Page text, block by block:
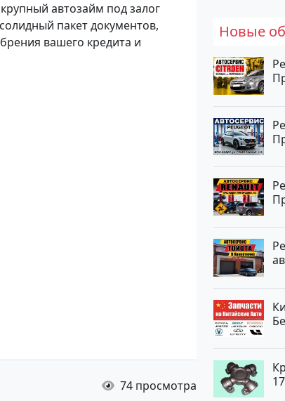
автозайм под залог
пакет документов,
вашего кредита и
74 просмотра
Новые